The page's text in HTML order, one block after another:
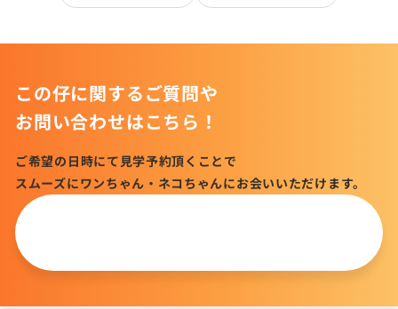
この仔に関するご質問や
お問い合わせはこちら！
ご希望の日時にて見学予約頂くことで
スムーズにワンちゃん・ネコちゃんにお会いいただけます。